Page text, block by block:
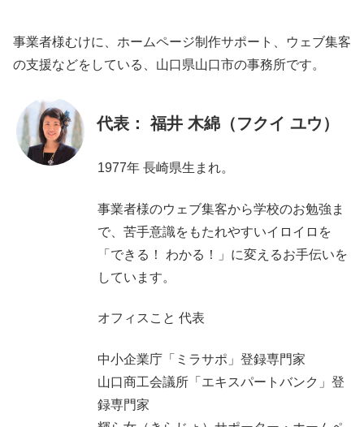
事業者様むけに、ホームページ制作サポート、ウェブ集客
の支援などをしている、山口県山口市の事務所です。
代表： 福井 木綿（フクイ ユウ）
1977年 長崎県生まれ。
事業者様のウェブ集客から学校のお勉強ま
で、苦手意識をもたれやすいイロイロを
「できる！ わかる！」に変えるお手伝いを
しています。
オフィスこと 代表
中小企業庁「ミラサポ」登録専門家
山口商工会議所「エキスパートバンク」登
録専門家